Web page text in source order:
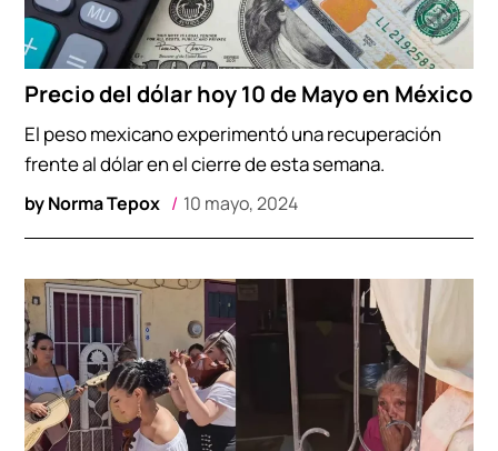
Precio del dólar hoy 10 de Mayo en México
byNorma Tepox 10 mayo, 2024
El peso mexicano experimentó una recuperación
frente al dólar en el cierre de esta semana.